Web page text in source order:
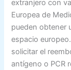
extranjero con
Europea de
pueden obtener
espacio
solicitar el
antígeno o PCR